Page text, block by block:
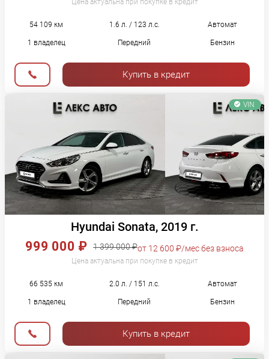
Цена актуальна при покупке в кредит
54 109 км 1.6 л. / 123 л.с. Автомат
1 владелец Передний Бензин
Купить в кредит
VIN
Hyundai Sonata, 2019 г.
999 000 ₽ 1 399 000 ₽от 12 600 ₽/мес без взноса
Цена актуальна при покупке в кредит
66 535 км 2.0 л. / 151 л.с. Автомат
1 владелец Передний Бензин
Купить в кредит